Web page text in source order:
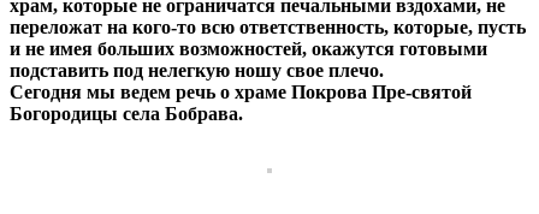
храм, которые не ограничатся печальными вздохами, не
переложат на кого-то всю ответственность, которые, пусть
и не имея больших возможностей, окажутся готовыми
подставить под нелегкую ношу свое плечо.
Сегодня мы ведем речь о храме Покрова Пре-святой
Богородицы села Бобрава.